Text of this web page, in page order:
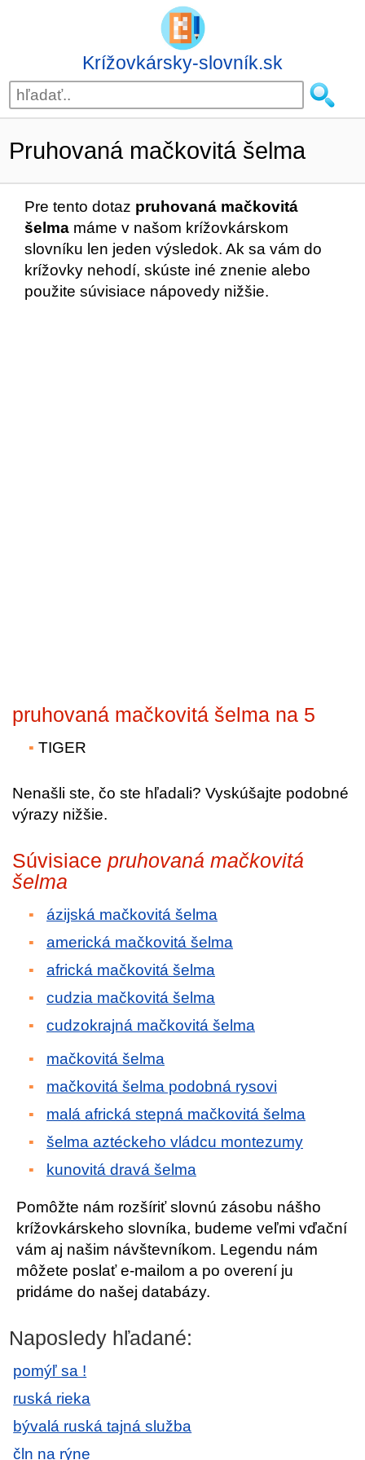
Krížovkársky-slovník.sk
Pruhovaná mačkovitá šelma
Pre tento dotaz pruhovaná mačkovitá
šelma máme v našom krížovkárskom
slovníku len jeden výsledok. Ak sa vám do
krížovky nehodí, skúste iné znenie alebo
použite súvisiace nápovedy nižšie.
pruhovaná mačkovitá šelma na 5
TIGER
Nenašli ste, čo ste hľadali? Vyskúšajte podobné
výrazy nižšie.
Súvisiace pruhovaná mačkovitá
šelma
ázijská mačkovitá šelma
americká mačkovitá šelma
africká mačkovitá šelma
cudzia mačkovitá šelma
cudzokrajná mačkovitá šelma
mačkovitá šelma
mačkovitá šelma podobná rysovi
malá africká stepná mačkovitá šelma
šelma aztéckeho vládcu montezumy
kunovitá dravá šelma
Pomôžte nám rozšíriť slovnú zásobu nášho
krížovkárskeho slovníka, budeme veľmi vďační
vám aj našim návštevníkom. Legendu nám
môžete poslať e-mailom a po overení ju
pridáme do našej databázy.
Naposledy hľadané:
pomýľ sa !
ruská rieka
bývalá ruská tajná služba
čln na rýne